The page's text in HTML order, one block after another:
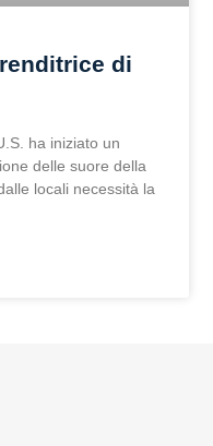
di
ha iniziato un
delle suore della
locali necessità la